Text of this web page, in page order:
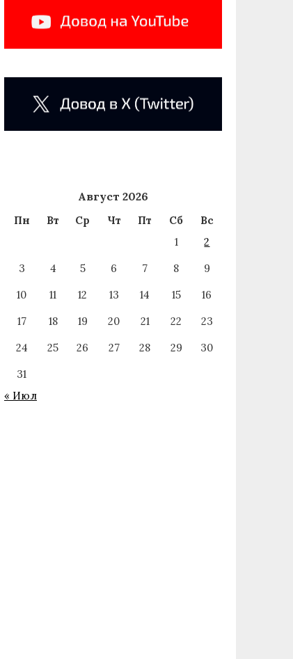
Август 2026
Пн Вт Ср Чт Пт Сб
Вс
1
2
3
4 5 6 7 8
9
10
11 12 13 14 15
16
17
18 19 20 21 22
23
24
25 26 27 28 29
30
31
« Июл